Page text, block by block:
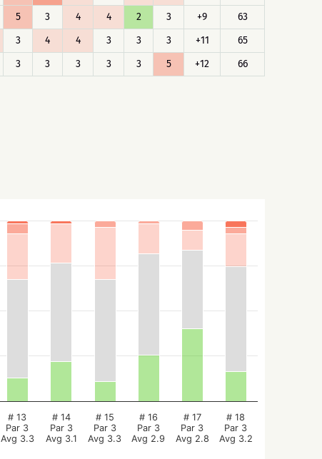
5 3 4 4 2 3 +9
63
3 4 4 3 3 3 +11
65
3 3 3 3 3 5 +12 66
# 13
Par 3
Avg 3.3
# 14
Par 3
Avg 3.1
# 15
Par 3
Avg 3.3
# 16
Par 3
Avg 2.9
# 17
Par 3
Avg 2.8
# 18
Par 3
Avg 3.2